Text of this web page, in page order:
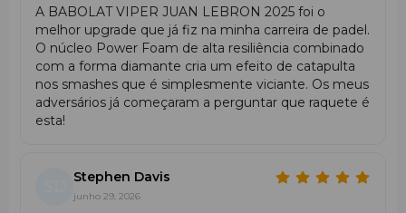
estrutura, as faces e o grip para detetar fissuras ou
desgaste. Substitua o grip quando estiver gasto ou
escorregadio.
Não bata contra paredes ou chão: Evite impactos
contra superfícies duras que possam danificar a
raquete.
Substitua o overgrip conforme necessário: Para
Use sempre a correia: Durante o jogo, utilize a
correia de segurança para evitar que a raquete
escape das mãos e caia no chão.
A BABOLAT VIPER JUAN LEBRON 2025 foi o
melhor upgrade que já fiz na minha carreira de padel.
O núcleo Power Foam de alta resiliência combinado
com a forma diamante cria um efeito de catapulta
nos smashes que é simplesmente viciante. Os meus
adversários já começaram a perguntar que raquete é
esta!
Stephen Davis
junho 29, 2026